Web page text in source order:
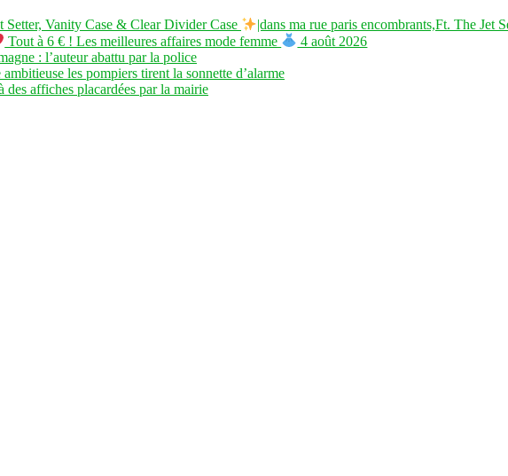
Setter, Vanity Case & Clear Divider Case
|dans ma rue paris encombrants,Ft. The Jet
Tout à 6 € ! Les meilleures affaires mode femme
4 août 2026
: l’auteur abattu par la police
les pompiers tirent la sonnette d’alarme
affiches placardées par la mairie